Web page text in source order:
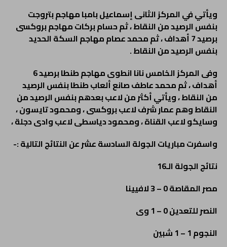
ويأتي في المركز الثانى إسماعيل بامبا مهاجم بتروجت
بنفس الرصيد من النقاط ، ثم حسام بركات مهاجم بروكسى
برصيد 7 أهداف ، ثم محمد عصام مهاجم السكة الحديد
بنفس الرصيد من النقاط .
وفى المركز الخامس نانا انطوى مهاجم طنطا برصيد 6
أهداف ، ثم محمد عاطف صانع ألعاب طنطا بنفس الرصيد
من النقاط ، ويأتي أكثر من لاعب بعدهم بنفس الرصيد من
النقاط وهم عمار شرف لاعب بروكسى ، ومحمود تايسون ،
وسايكو لاعب القناة ، ومحمود دياسطى لاعب وادى دجلة ،
واسفرت مباريات الجولة السادسة عشر عن النتائج التالية :-
نتائج الجولة الـ16
مصر المقاصة 0 – 3 لافيينا
النصر للتعدين 0 – 1 وى
النجوم 1 – 1 شبين